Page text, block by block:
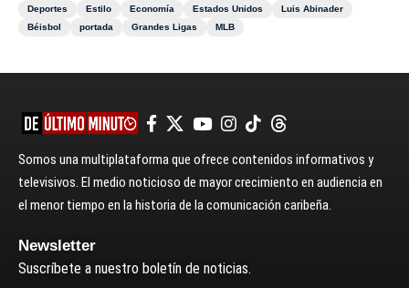
Deportes
Estilo Economía Estados Unidos
Luis Abinader
Béisbol
portada Grandes Ligas MLB
Somos una multiplataforma que ofrece contenidos informativos y
televisivos. El medio noticioso de mayor crecimiento en audiencia en
el menor tiempo en la historia de la comunicación caribeña.
Newsletter
Suscríbete a nuestro boletín de noticias.